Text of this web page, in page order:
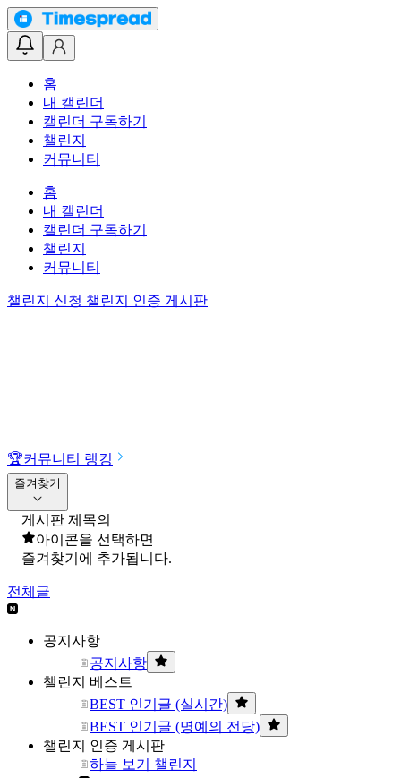
홈
내 캘린더
캘린더 구독하기
챌린지
커뮤니티
홈
내 캘린더
캘린더 구독하기
챌린지
커뮤니티
챌린지 신청 챌린지 인증 게시판
🏆커뮤니티 랭킹
즐겨찾기
게시판 제목의
아이콘을 선택하면
즐겨찾기에 추가됩니다.
전체글
공지사항
공지사항
챌린지 베스트
BEST 인기글 (실시간)
BEST 인기글 (명예의 전당)
챌린지 인증 게시판
하늘 보기 챌린지